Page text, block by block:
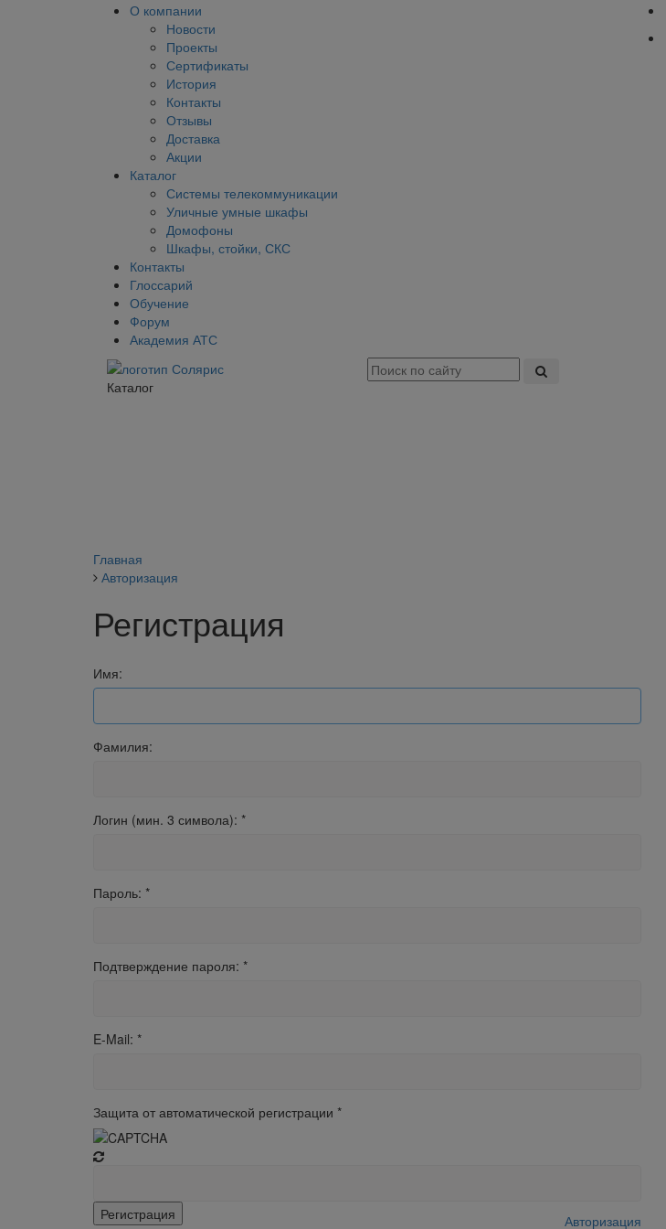
О компании
Новости
Проекты
Сертификаты
История
Контакты
Отзывы
Доставка
Акции
Каталог
Системы телекоммуникации
Уличные умные шкафы
Домофоны
Шкафы, стойки, СКС
Контакты
Глоссарий
Обучение
Форум
Академия АТС
Каталог
Главная
Авторизация
Регистрация
Имя:
Фамилия:
Логин (мин. 3 символа): *
Пароль: *
Подтверждение пароля: *
E-Mail: *
Защита от автоматической регистрации *
Авторизация